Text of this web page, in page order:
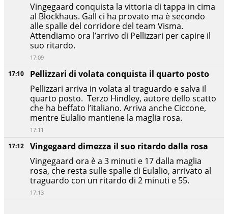
17:12
Vingegaard dimezza il suo ritardo dalla rosa
Vingegaard ora è a 3 minuti e 17 dalla maglia
rosa, che resta sulle spalle di Eulalio, arrivato al
traguardo con un ritardo di 2 minuti e 55.
17:13
17:10
Pellizzari di volata conquista il quarto posto
Pellizzari arriva in volata al traguardo e salva il
quarto posto. Terzo Hindley, autore dello scatto
che ha beffato l’italiano. Arriva anche Ciccone,
mentre Eulalio mantiene la maglia rosa.
17:11
Vingegaard conquista la vittoria di tappa in cima
al Blockhaus. Gall ci ha provato ma è secondo
alle spalle del corridore del team Visma.
Attendiamo ora l’arrivo di Pellizzari per capire il
suo ritardo.
17:09